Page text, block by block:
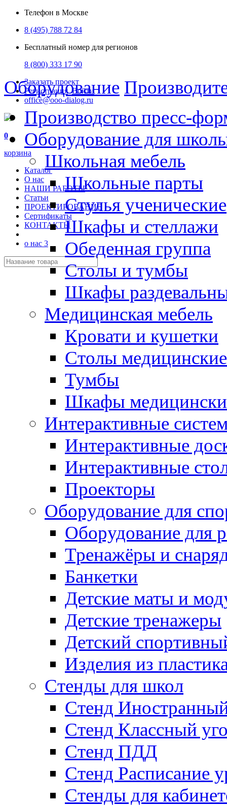
Телефон в Москве
8 (495) 788 72 84
Бесплатный номер для регионов
8 (800) 333 17 90
Заказать проект
Регистрация Войти
office@ooo-dialog.ru
0
корзина
Каталог
О нас
НАШИ РАБОТЫ
Статьи
ПРОЕКТИРОВАНИЕ
Сертификаты
КОНТАКТЫ
о нас 3
Оборудование
Производство пресс-
Оборудование для
Школьная мебель
Школьные парты
Стулья ученические
Шкафы и стеллажи
Обеденная группа
Столы и тумбы
Шкафы
Медицинская мебель
Кровати и кушетки
Столы медицинские
Тумбы
Шкафы
Интерактивные
Интерактивные
Интерактивные
Проекторы
Оборудование для
Оборудование для
Тренажёры и
Банкетки
Детские маты и
Детские тренажеры
Детский
Изделия из
Стенды для школ
Стенд
Стенд Классный
Стенд ПДД
Стенд Расписание
Стенды для